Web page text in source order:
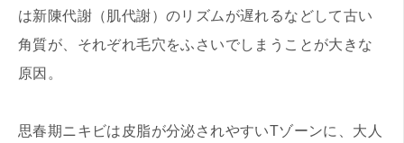
は新陳代謝（肌代謝）のリズムが遅れるなどして古い
角質が、それぞれ毛穴をふさいでしまうことが大きな
原因。
思春期ニキビは皮脂が分泌されやすいTゾーンに、大人